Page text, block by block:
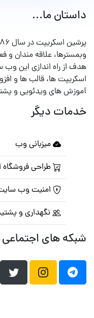
داستان ما...
وبمسترها، علاقه مندان و
هدف از راه اندازی این وب
اسکریپت ها، قالب ها و
آموزش های ویدئویی و
خدمات دیگر
میزبانی وب
طراحی فروشگاه
امنیت وب
نگهداری و
شبکه های اجتماعی